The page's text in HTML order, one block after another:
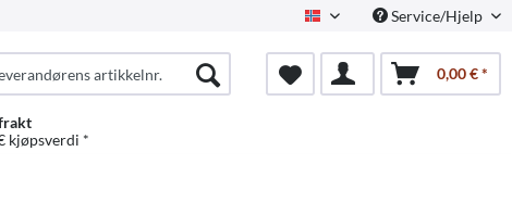
NorwegianService/Hjelp
0,00 € *
kjøpsverdi *